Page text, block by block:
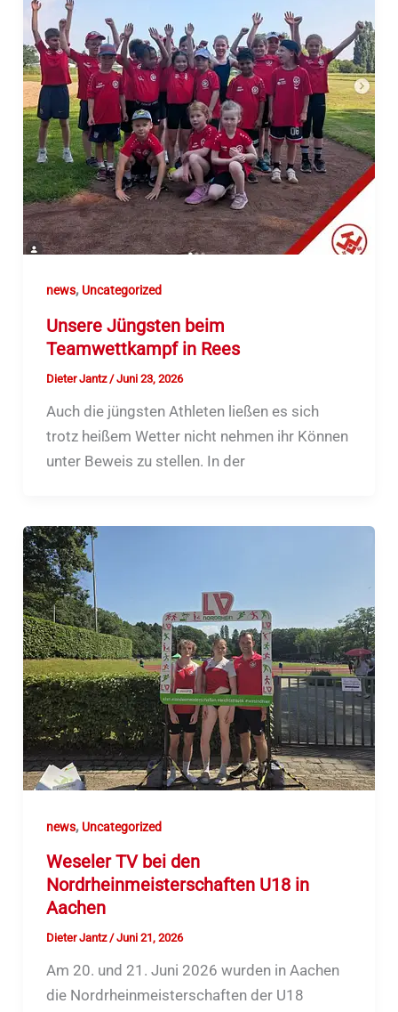
news, Uncategorized
Unsere Jüngsten beim
Teamwettkampf in Rees
Dieter Jantz /Juni 23, 2026
Auch die jüngsten Athleten ließen es sich
trotz heißem Wetter nicht nehmen ihr Können
unter Beweis zu stellen. In der
news, Uncategorized
Weseler TV bei den
Nordrheinmeisterschaften U18 in
Aachen
Dieter Jantz/Juni 21, 2026
Am 20. und 21. Juni 2026 wurden in Aachen
die Nordrheinmeisterschaften der U18